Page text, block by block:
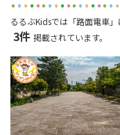
るるぶKidsでは「路面電車
3件 掲載されています。